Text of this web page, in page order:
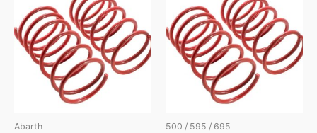
Abarth 500 / 595 / 695